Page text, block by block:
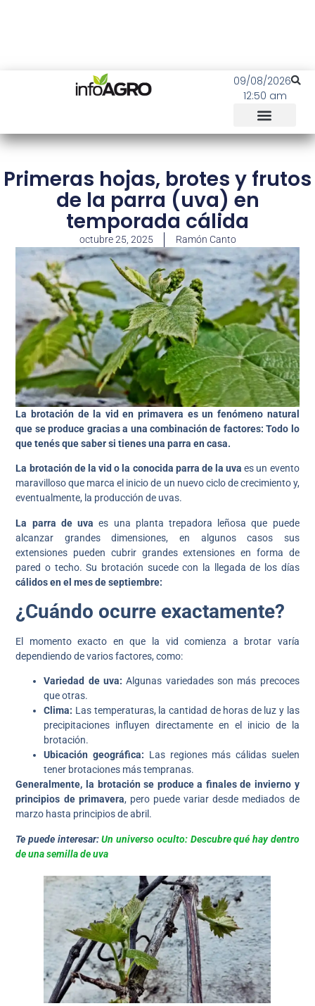
09/08/2026
12:50 am
Primeras hojas, brotes y frutos
de la parra (uva) en
temporada cálida
octubre 25, 2025 Ramón Canto
La brotación de la vid en primavera es un fenómeno natural
que se produce gracias a una combinación de factores: Todo lo
que tenés que saber si tienes una parra en casa.
La brotación de la vid o la conocida parra de la uvaes un evento
maravilloso que marca el inicio de un nuevo ciclo de crecimiento y,
eventualmente, la producción de uvas.
La parra de uvaes una planta trepadora leñosa que puede
alcanzar grandes dimensiones, en algunos casos sus
extensiones pueden cubrir grandes extensiones en forma de
pared o techo. Su brotación sucede con la llegada de los días
cálidos en el mes de septiembre:
¿Cuándo ocurre exactamente?
El momento exacto en que la vid comienza a brotar varía
dependiendo de varios factores, como:
Variedad de uva: Algunas variedades son más precoces
que otras.
Clima: Las temperaturas, la cantidad de horas de luz y las
precipitaciones influyen directamente en el inicio de la
brotación.
Ubicación geográfica: Las regiones más cálidas suelen
tener brotaciones más tempranas.
Generalmente, la brotación se produce a finales de invierno y
principios de primavera, pero puede variar desde mediados de
marzo hasta principios de abril.
Te puede interesar:Un universo oculto: Descubre qué hay dentro
de una semilla de uva